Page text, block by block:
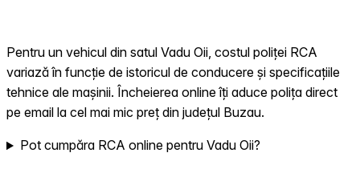
Pentru un vehicul din satul Vadu Oii, costul poliței RCA
variază în funcție de istoricul de conducere și specificațiile
tehnice ale mașinii. Încheierea online îți aduce polița direct
pe email la cel mai mic preț din județul Buzau.
Pot cumpăra RCA online pentru Vadu Oii?